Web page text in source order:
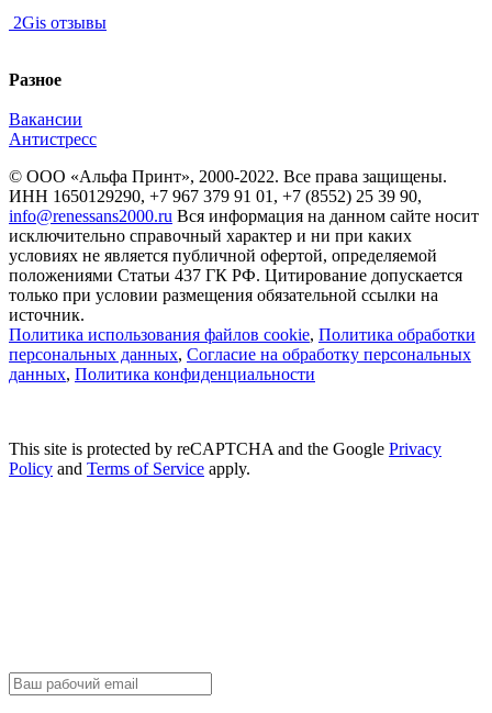
2Gis отзывы
Разное
Вакансии
Антистресс
© ООО «Альфа Принт», 2000-2022. Все права защищены.
ИНН 1650129290, +7 967 379 91 01, +7 (8552) 25 39 90,
info@renessans2000.ru Вся информация на данном сайте носит
исключительно справочный характер и ни при каких
условиях не является публичной офертой, определяемой
положениями Статьи 437 ГК РФ. Цитирование допускается
только при условии размещения обязательной ссылки на
источник.
Политика использования файлов cookie, Политика обработки
персональных данных, Согласие на обработку персональных
данных, Политика конфиденциальности
This site is protected by reCAPTCHA and the Google Privacy
Policy and Terms of Service apply.